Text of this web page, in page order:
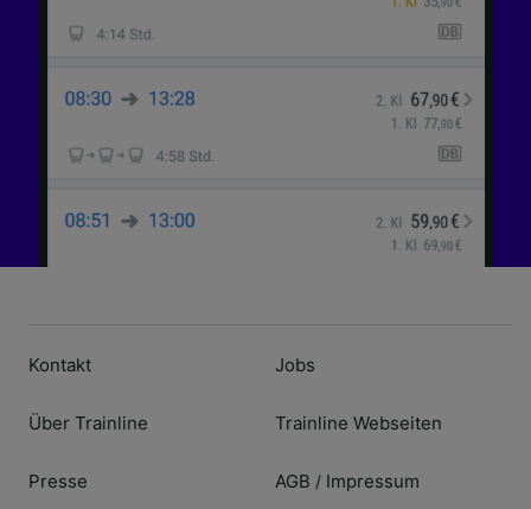
Kontakt
Über Trainline
Presse
Jobs
Trainline Webseiten
AGB / Impressum